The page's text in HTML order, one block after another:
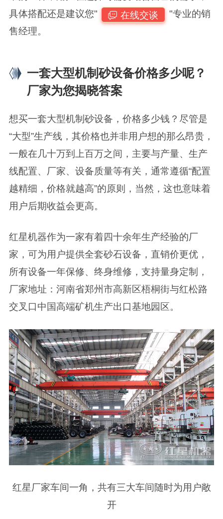
具体搭配还是建议您"
在线交谈
"专业的销
售经理。
一套大型机制砂设备价格多少呢？
厂家为您揭晓答案
想买一套大型机制砂设备，价格多少钱？尽管是
“大型”生产线，其价格也并非用户想的那么昂贵，
一般在几十万到上百万之间， 主要与产量、生产
线配置、厂家、设备质量等有关， 通常遵循“配置
越精细，价格就越高”的原则， 当然，这也意味着
用户后期收益会更高。
红星机器作为一家有着四十余年生产经验的厂
家，可为用户提供全套砂石设备，直销价更优，
所有设备一年保修、终身维修，支持量身定制，
厂家地址：河南省郑州市高新区梧桐街与红松路
交叉口中国高端矿机生产出口基地园区。
红星厂家车间一角，共有三大车间随时为用户敞
开